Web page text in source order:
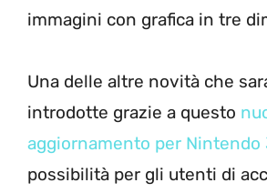
immagini con grafica in tre
Una delle altre novità che
introdotte grazie a questo
aggiornamento per Nintendo
possibilità per gli utenti di